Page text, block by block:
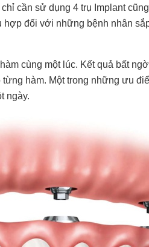
cần sử dụng 4 trụ Implant
đối với những bệnh nhân
cùng một lúc. Kết quả bất
hàm. Một trong những ưu
ngày.